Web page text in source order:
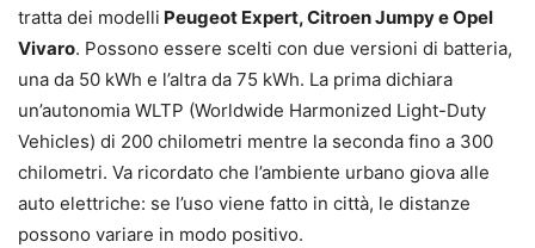
tratta dei modelli Peugeot Expert, Citroen Jumpy e Opel
Vivaro. Possono essere scelti con due versioni di batteria,
una da 50 kWh e l’altra da 75 kWh. La prima dichiara
un’autonomia WLTP (Worldwide Harmonized Light-Duty
Vehicles) di 200 chilometri mentre la seconda fino a 300
chilometri. Va ricordato che l’ambiente urbano giova alle
auto elettriche: se l’uso viene fatto in città, le distanze
possono variare in modo positivo.